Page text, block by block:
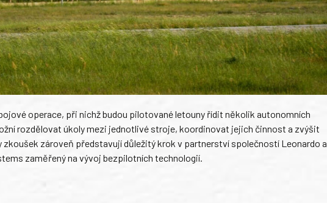
operace, při nichž budou pilotované letouny řídit několik autonomních
rozdělovat úkoly mezi jednotlivé stroje, koordinovat jejich činnost a zvýšit
zároveň představují důležitý krok v partnerství společností Leonardo a
zaměřený na vývoj bezpilotních technologií.